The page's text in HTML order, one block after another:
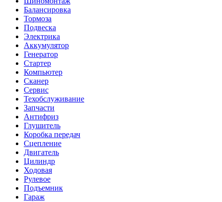
Балансировка
Тормоза
Подвеска
Электрика
Аккумулятор
Генератор
Стартер
Компьютер
Сканер
Сервис
Техобслуживание
Запчасти
Антифриз
Глушитель
Коробка передач
Сцепление
Двигатель
Цилиндр
Ходовая
Рулевое
Подъемник
Гараж